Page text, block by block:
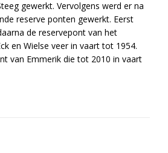
gewerkt. Vervolgens werd er na
reserve ponten gewerkt. Eerst
de reservepont van het
en Wielse veer in vaart tot 1954.
van Emmerik die tot 2010 in vaart